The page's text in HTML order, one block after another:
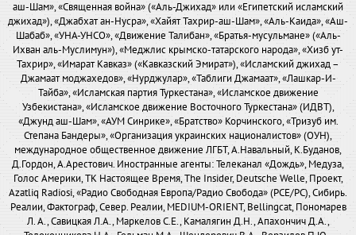
аш-Шам», «Священная война» («Аль-Джихад» или «Египетский исламский
джихад»), «Джабхат ан-Нусра», «Хайят Тахрир-аш-Шам», «Аль-Каида», «Аш-
Шабаб», «УНА-УНСО», «Движение Талибан», «Братья-мусульмане» («Аль-
Ихван аль-Муслимун»), «Меджлис крымско-татарского народа», «Хизб ут-
Тахрир», «Имарат Кавказ» («Кавказский Эмират»), «Исламский джихад –
Джамаат моджахедов», «Нурджулар», «Таблиги Джамаат», «Лашкар-И-
Тайба», «Исламская партия Туркестана», «Исламское движение
Узбекистана», «Исламское движение Восточного Туркестана» (ИДВТ),
«Джунд аш-Шам», «АУМ Синрике», «Братство» Корчинского, «Тризуб им.
Степана Бандеры», «Организация украинских националистов» (ОУН),
международное общественное движение ЛГБТ, А.Навальный, К.Буданов,
Д.Гордон, А.Арестович. Иностранные агенты: Телеканал «Дождь», Медуза,
Голос Америки, ТК Настоящее Время, The Insider, Deutsche Welle, Проект,
Azatliq Radiosi, «Радио Свободная Европа/Радио Свобода» (PCE/PC), Сибирь.
Реалии, Фактограф, Север. Реалии, MEDIUM-ORIENT, Bellingcat, Пономарев
Л. А., Савицкая Л.А., Маркелов С.Е., Камалягин Д.Н., Апахончич Д.А.,